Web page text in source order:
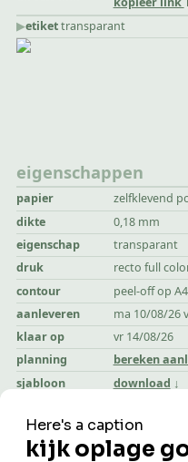
▶︎etikettransparant
eigenschappen
papier
zelfklevend
dikte
0,18 mm
eigenschap
transparant
druk
recto full
contour
peel-off op
aanleveren
ma 10/08/26
klaar op
vr 14/08/26
planning
bereken
sjabloon
download
alle vermelde prijzen